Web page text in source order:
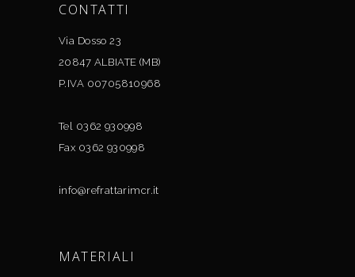
CONTATTI
Via Dosso 23
20847 ALBIATE (MB)
P.IVA 00705810968
Tel 0362 930998
Fax 0362 930998
info@refrattarimcr.it
MATERIALI